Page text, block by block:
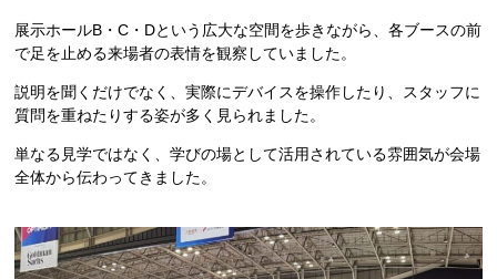
展示ホールB・C・Dという広大な空間を歩きながら、各ブースの前
で足を止める来場者の表情を観察していました。
説明を聞くだけでなく、実際にデバイスを操作したり、スタッフに
質問を重ねたりする姿が多く見られました。
単なる見学ではなく、学びの場として活用されている雰囲気が会場
全体から伝わってきました。